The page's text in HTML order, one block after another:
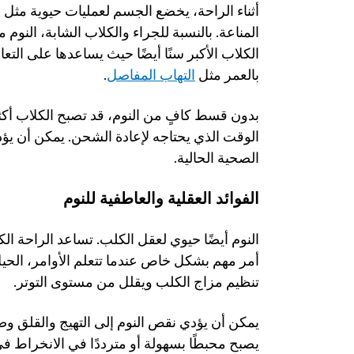
بالعمر مثل التهاب المفاصل.
الصحية الحالية.
الفوائد العقلية والعاطفية للنوم
تنظيم مزاج الكلب ويقلل من مستوى التوتر.